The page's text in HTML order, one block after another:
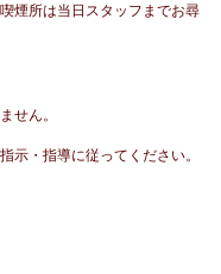
煙所は当日スタッフまでお尋
せん。
示・指導に従ってください。